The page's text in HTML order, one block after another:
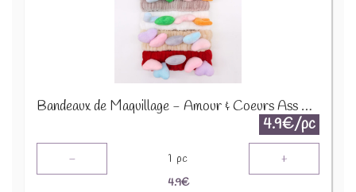
Bandeaux de Maquillage - Amour & Coeurs Ass CMH-02
4.9€/pc
- 1 pc +
4.9€